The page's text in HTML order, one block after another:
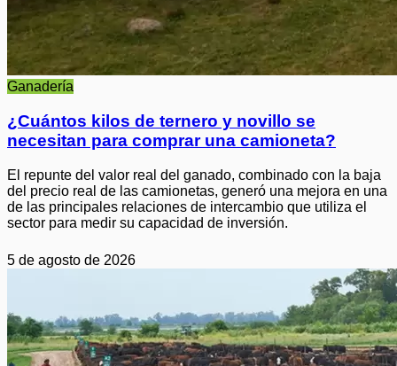
Ganadería
¿Cuántos kilos de ternero y novillo se
necesitan para comprar una camioneta?
El repunte del valor real del ganado, combinado con la baja
del precio real de las camionetas, generó una mejora en una
de las principales relaciones de intercambio que utiliza el
sector para medir su capacidad de inversión.
5 de agosto de 2026